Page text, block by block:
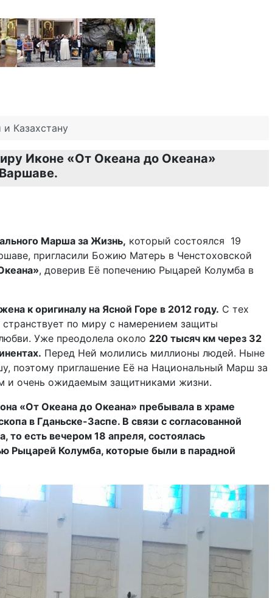
Казахстану
Иконе «От Океана до Океана»
Марша за Жизнь, который состоялся 19
пригласили Божию Матерь в Ченстоховской
, доверив Её попечению Рыцарей Колумба в
к оригиналу на Ясной Горе в 2012 году. С тех
по миру с намерением защиты
Уже преодолела около 220 тысяч км через 32
Перед Ней молились миллионы людей. Ныне
поэтому приглашение Её на Национальный Марш за
и очень ожидаемым защитниками жизни.
«От Океана до Океана» пребывала в храме
в Гданьске-Заспе. В связи с согласованной
есть вечером 18 апреля, состоялась
Рыцарей Колумба, которые были в парадной